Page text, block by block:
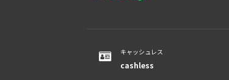
キャッシュレス
cashless